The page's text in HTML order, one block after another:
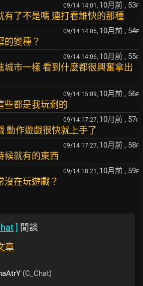
09/14 14:01, 10月前 , 53F
有了不是嗎 連打看誰快的那種
09/14 14:05, 10月前 , 54F
的變種？
09/14 14:06, 10月前 , 55F
城市一樣 看到什麼都很興奮拿出
09/14 15:09, 10月前 , 56F
些都是我玩剩的
09/14 17:27, 10月前 , 57F
動作遊戲很快就上手了
09/14 17:27, 10月前 , 58F
候就有的東西
09/14 18:21, 10月前 , 59F
沒在玩遊戲？
] 閒談
章
(C_Chat)